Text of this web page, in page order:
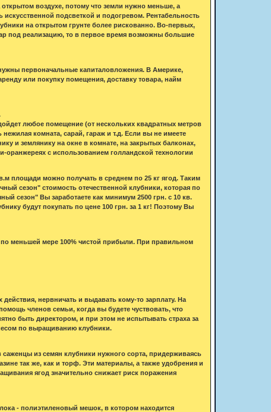
воздухе, потому что земли нужно меньше, а
подсветкой и подогревом. Рентабельность
на открытом грунте более рискованно. Во-первых,
под реализацию, то в первое время возможны большие
первоначальные капиталовложения. В Америке,
или покупку помещения, доставку товара, найм
любое помещение (от нескольких квадратных метров
комната, сарай, гараж и т.д. Если вы не имеете
и землянику на окне в комнате, на закрытых балконах,
оранжереях с использованием голландской технологии
площади можно получать в среднем по 25 кг ягод. Таким
сезон" стоимость отечественной клубники, которая по
сезон" Вы заработаете как минимум 2500 грн. с 10 кв.
будут покупать по цене 100 грн. за 1 кг! Поэтому Вы
меньшей мере 100% чистой прибыли. При правильном
нервничать и выдавать кому-то зарплату. На
членов семьи, когда вы будете чуствовать, что
быть директором, и при этом не испытывать страха за
по выращиванию клубники.
из семян клубники нужного сорта, придерживаясь
так же, как и торф. Эти материалы, а также удобрения и
ягод значительно снижает риск поражения
- полиэтиленовый мешок, в котором находится